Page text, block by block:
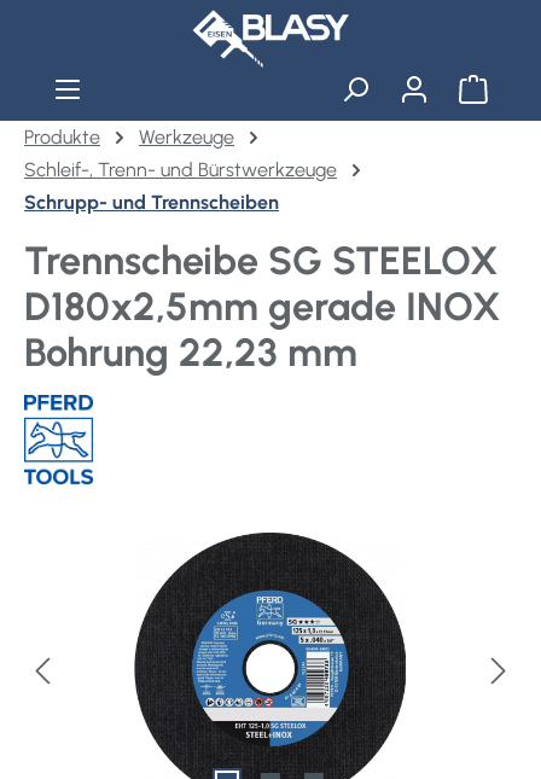
Zum Hauptinhalt springen
Produkte
Werkzeuge
Schleif-, Trenn- und Bürstwerkzeuge
Schrupp- und Trennscheiben
Trennscheibe SG STEELOX
D180x2,5mm gerade INOX
Bohrung 22,23 mm
Bildergalerie überspringen